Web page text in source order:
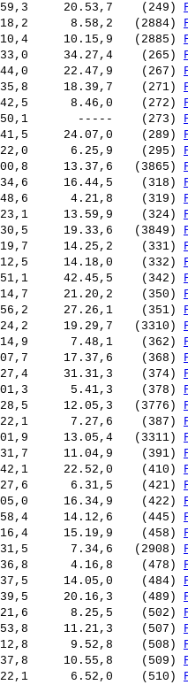
20.53,7    (249)
8.58,2   (2884)
10.15,9   (2885)
34.27,4    (265)
22.47,9    (267)
18.39,7    (271)
8.46,0    (272)
-----    (273)
24.07,0    (289)
6.25,9    (295)
13.37,6   (3865)
16.44,5    (318)
4.21,8    (319)
13.59,9    (324)
19.33,6   (3849)
14.25,2    (331)
14.18,0    (332)
42.45,5    (342)
21.20,2    (350)
27.26,1    (351)
19.29,7   (3310)
7.48,1    (362)
17.37,6    (368)
31.31,3    (374)
5.41,3    (378)
12.05,3   (3776)
7.27,6    (387)
13.05,4   (3311)
11.04,9    (391)
22.52,0    (410)
6.31,5    (421)
16.34,9    (422)
14.12,6    (445)
15.19,9    (458)
7.34,6   (2908)
4.16,8    (478)
14.05,0    (484)
20.16,3    (489)
8.25,5    (502)
11.21,3    (507)
9.52,8    (508)
10.55,8    (509)
6.52,0    (510)